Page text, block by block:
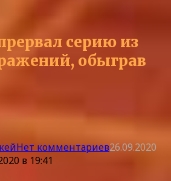
серию из
обыграв
Нет комментариев26.09.2020
в 19:41